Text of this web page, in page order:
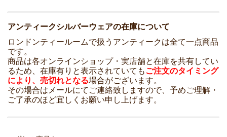
アンティークシルバーウェアの在庫について
ロンドンティールームで扱うアンティークは全て一点商品
です。
商品は各オンラインショップ・実店舗と在庫を共有してい
るため、在庫有りと表示されていてもご注文のタイミング
により、売切れとなる場合がございます。
その場合はメールにてご連絡致しますので、予めご理解・
ご了承のほど宜しくお願い申し上げます。